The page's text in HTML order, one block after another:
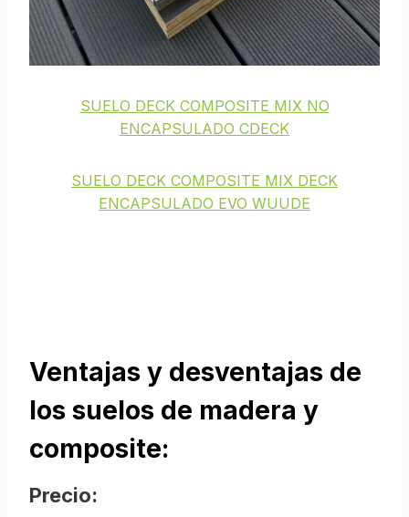
SUELO DECK COMPOSITE MIX NO
ENCAPSULADO CDECK
SUELO DECK COMPOSITE MIX DECK
ENCAPSULADO EVO WUUDE
Ventajas y desventajas de
los suelos de madera y
composite:
Precio: